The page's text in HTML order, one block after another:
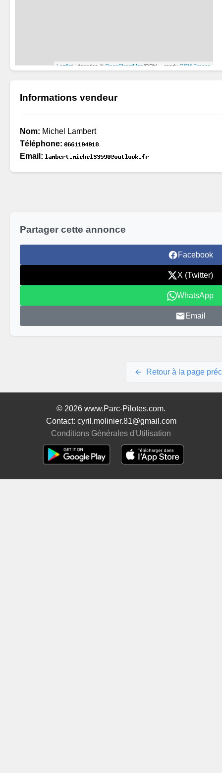
Informations vendeur
Nom: Michel Lambert
Téléphone:
Email:
Partager cette annonce
Facebook
X (Twitter)
WhatsApp
Email
Retour à la page
© 2026 www.Parc-Pilotes.com.
Contact: cyril.molinier.81@gmail.com
Conditions Générales d'Utilisation